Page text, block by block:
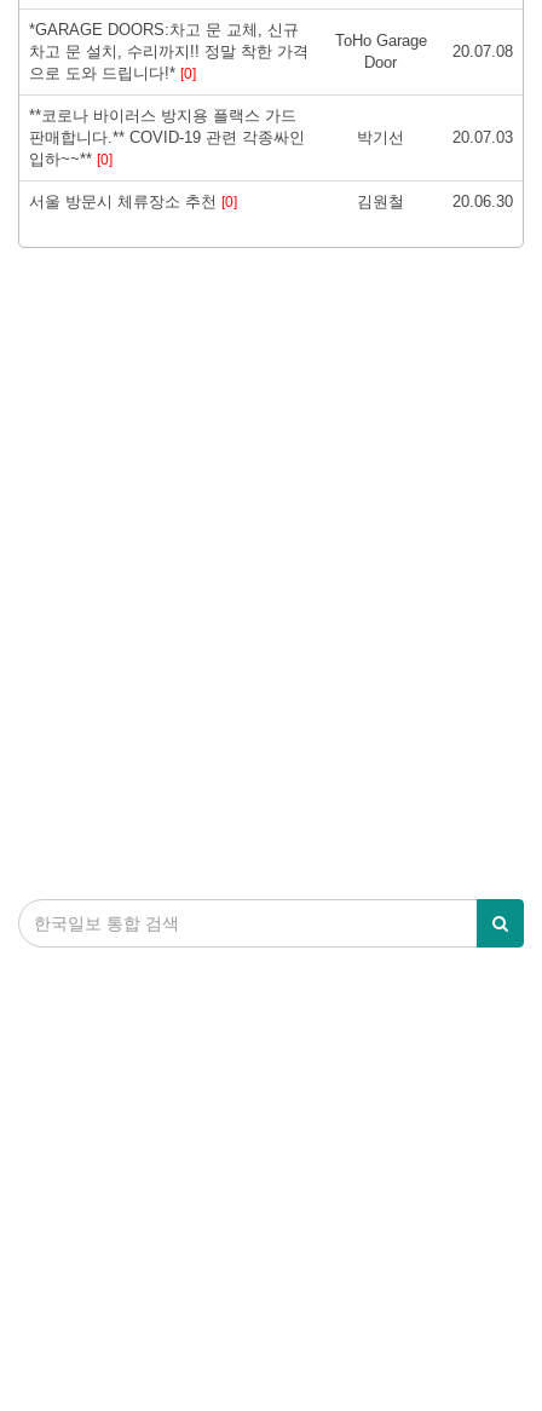
*GARAGE DOORS:차고 문 교체, 신규
차고 문 설치, 수리까지!! 정말 착한 가격
으로 도와 드립니다!* [0]
ToHo Garage
Door
20.07.08
**코로나 바이러스 방지용 플랙스 가드
판매합니다.** COVID-19 관련 각종싸인
입하~~** [0]
박기선 20.07.03
서울 방문시 체류장소 추천 [0] 김원철 20.06.30